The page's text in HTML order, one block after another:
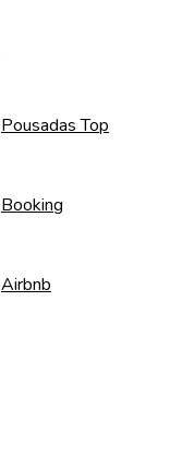
Pousadas Top
Booking
Airbnb